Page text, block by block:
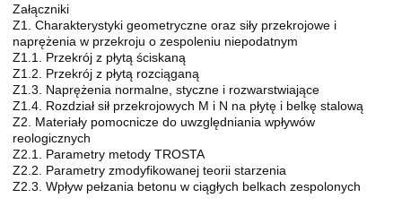
Załączniki
Z1. Charakterystyki geometryczne oraz siły przekrojowe i
naprężenia w przekroju o zespoleniu niepodatnym
Z1.1. Przekrój z płytą ściskaną
Z1.2. Przekrój z płytą rozciąganą
Z1.3. Naprężenia normalne, styczne i rozwarstwiające
Z1.4. Rozdział sił przekrojowych M i N na płytę i belkę stalową
Z2. Materiały pomocnicze do uwzględniania wpływów
reologicznych
Z2.1. Parametry metody TROSTA
Z2.2. Parametry zmodyfikowanej teorii starzenia
Z2.3. Wpływ pełzania betonu w ciągłych belkach zespolonych